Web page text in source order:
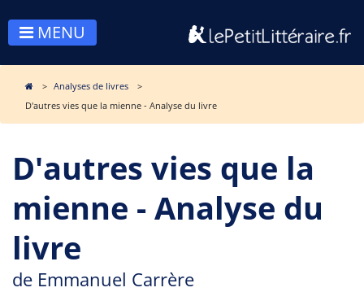
MENU
Analyses de livres
D'autres vies que la mienne - Analyse du livre
D'autres vies que la
mienne - Analyse du
livre
de Emmanuel Carrère